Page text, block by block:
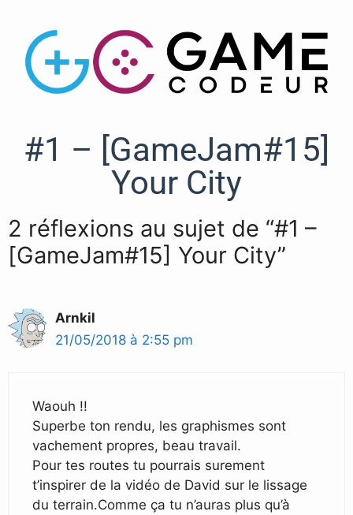
#1 – [GameJam#15]
Your City
2 réflexions au sujet de “#1 –
[GameJam#15] Your City”
Arnkil
21/05/2018 à 2:55 pm
Waouh !!
Superbe ton rendu, les graphismes sont
vachement propres, beau travail.
Pour tes routes tu pourrais surement
t’inspirer de la vidéo de David sur le lissage
du terrain.Comme ça tu n’auras plus qu’à